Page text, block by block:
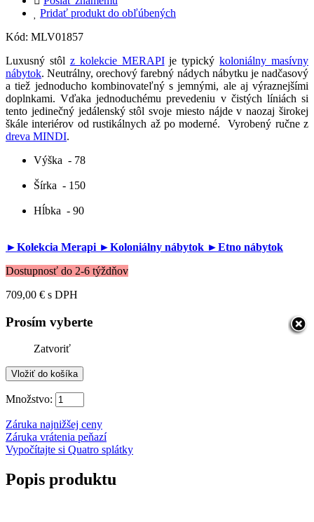
Pridať produkt do obľúbených
Kód: MLV01857
Luxusný stôl z kolekcie MERAPIje typickýkoloniálny masívny
nábytok. Neutrálny, orechový farebný nádych nábytku je nadčasový
a tiež jednoducho kombinovateľný s jemnými, ale aj výraznejšími
doplnkami. Vďaka jednoduchému prevedeniu v čistých líniách si
tento jedinečný jedálenský stôl svoje miesto nájde v naozaj širokej
škále interiérov od rustikálnych až po moderné. Vyrobený ručne z
dreva MINDI.
Výška - 78
Šírka - 150
Hĺbka - 90
►Kolekcia Merapi ►Koloniálny nábytok ►Etno nábytok
Dostupnosť do 2-6 týždňov
709,00 € s DPH
Prosím vyberte
Zatvoriť
Množstvo:
Záruka najnižšej ceny
Záruka vrátenia peňazí
Vypočítajte si Quatro splátky
Popis produktu